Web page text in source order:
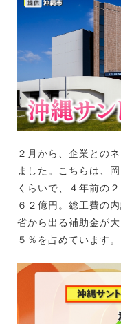
２月から、企業との
ました。こちらは、
くらいで、４年前の
６２億円。総工費の
省から出る補助金が
５％を占めています